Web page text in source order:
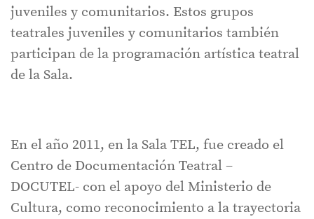
juveniles y comunitarios. Estos grupos
teatrales juveniles y comunitarios también
participan de la programación artística teatral
de la Sala.
En el año 2011, en la Sala TEL, fue creado el
Centro de Documentación Teatral –
DOCUTEL- con el apoyo del Ministerio de
Cultura, como reconocimiento a la trayectoria